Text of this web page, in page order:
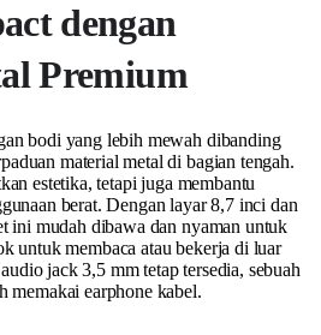
dengan
Premium
bodi yang lebih mewah dibanding
material metal di bagian tengah.
estetika, tetapi juga membantu
berat. Dengan layar 8,7 inci dan
ini mudah dibawa dan nyaman untuk
untuk membaca atau bekerja di luar
jack 3,5 mm tetap tersedia, sebuah
memakai earphone kabel.